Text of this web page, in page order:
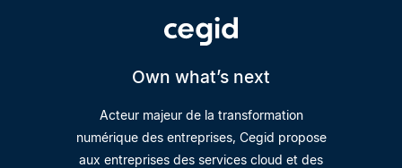
Own what’s next
Acteur majeur de la transformation
numérique des entreprises, Cegid propose
aux entreprises des services cloud et des